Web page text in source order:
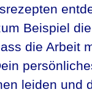
Beispiel
die Arbeit
leiden und